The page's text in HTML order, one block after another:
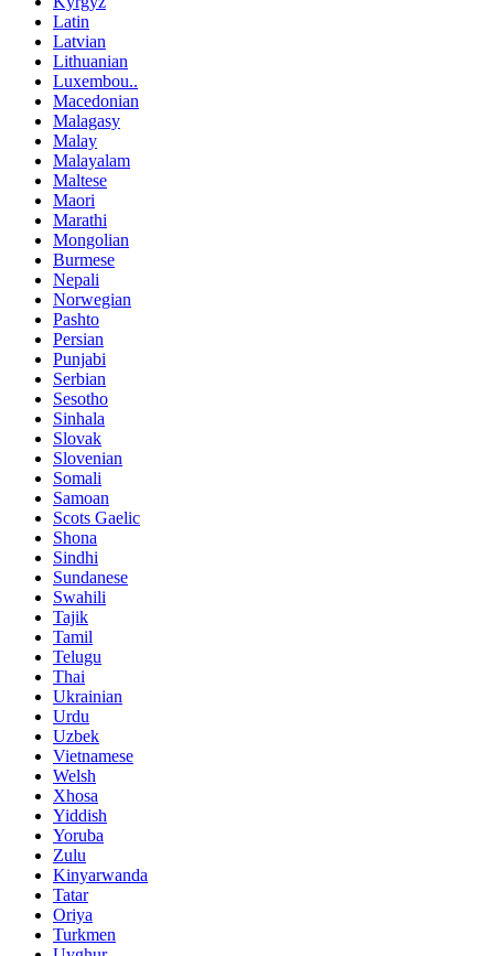
Latin
Latvian
Lithuanian
Luxembou..
Macedonian
Malagasy
Malay
Malayalam
Maltese
Maori
Marathi
Mongolian
Burmese
Nepali
Norwegian
Pashto
Persian
Punjabi
Serbian
Sesotho
Sinhala
Slovak
Slovenian
Somali
Samoan
Scots Gaelic
Shona
Sindhi
Sundanese
Swahili
Tajik
Tamil
Telugu
Thai
Ukrainian
Urdu
Uzbek
Vietnamese
Welsh
Xhosa
Yiddish
Yoruba
Zulu
Kinyarwanda
Tatar
Oriya
Turkmen